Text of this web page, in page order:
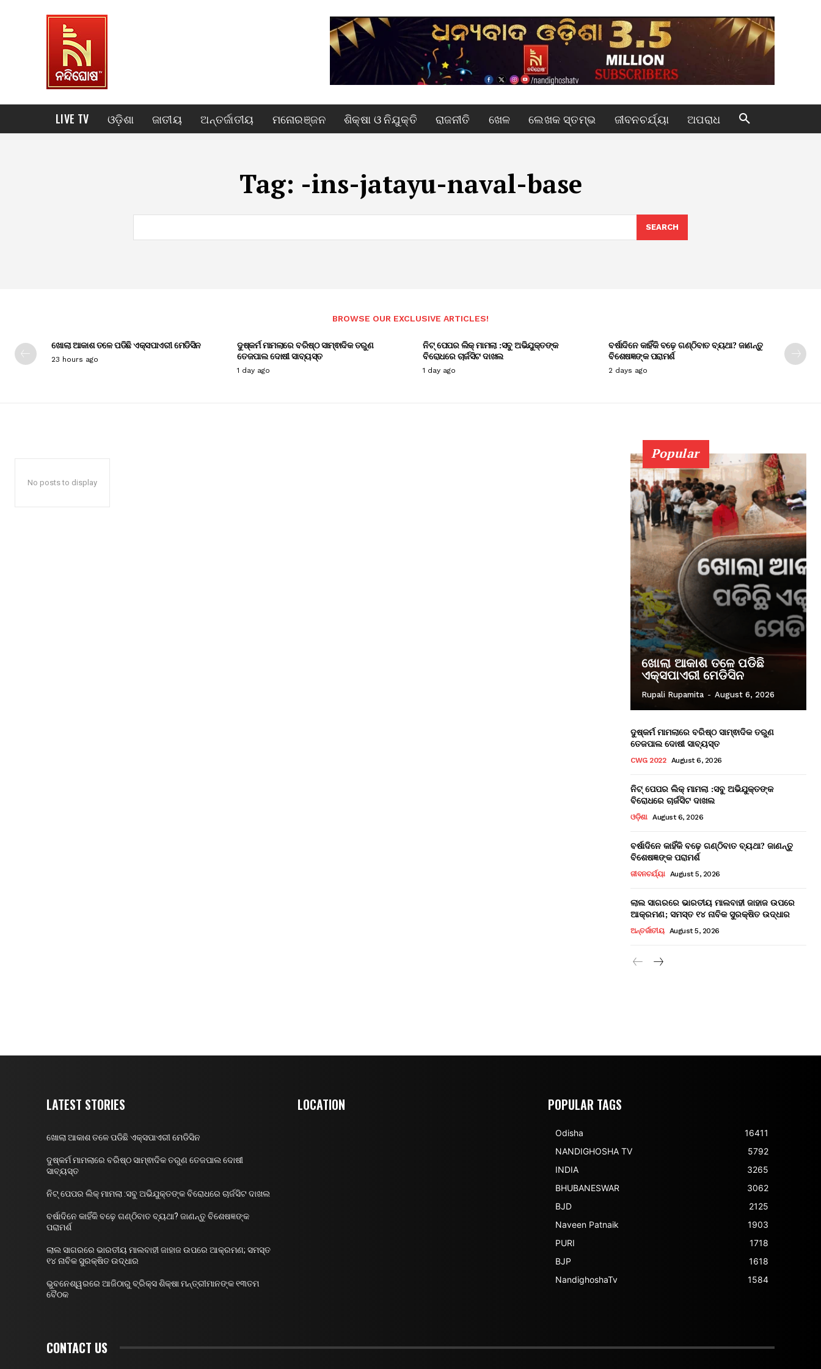
LIVE TV ଓଡ଼ିଶା ଜାତୀୟ ଅନ୍ତର୍ଜାତୀୟ ମନୋରଞ୍ଜନ ଶିକ୍ଷା ଓ ନିଯୁକ୍ତି ରାଜନୀତି ଖେଳ ଲେଖକ ସ୍ତମ୍ଭ ଜୀବନଚର୍ଯ୍ୟା ଅପରାଧ
Tag: -ins-jatayu-naval-base
SEARCH
BROWSE OUR EXCLUSIVE ARTICLES!
ଖୋଲା ଆକାଶ ତଳେ ପଡିଛି ଏକ୍ସପାଏରୀ ମେଡିସିନ
23 hours ago
ଦୁଷ୍କର୍ମ ମାମଲାରେ ବରିଷ୍ଠ ସାମ୍ଵାଦିକ ତରୁଣ
ତେଜପାଲ ଦୋଷୀ ସାବ୍ୟସ୍ତ
1 day ago
ନିଟ୍ ପେପର ଲିକ୍ ମାମଲା :ସବୁ ଅଭିଯୁକ୍ତଙ୍କ
ବିରୋଧରେ ଚାର୍ଜସିଟ ଦାଖଲ
1 day ago
ବର୍ଷାଦିନେ କାହିଁକି ବଢ଼େ ଗଣ୍ଠିବାତ ବ୍ୟଥା? ଜାଣନ୍ତୁ
ବିଶେଷଜ୍ଞଙ୍କ ପରାମର୍ଶ
2 days ago
No posts to display
Popular
ଖୋଲା ଆକାଶ ତଳେ ପଡିଛି
ଏକ୍ସପାଏରୀ ମେଡିସିନ
Rupali Rupamita - August 6, 2026
ଦୁଷ୍କର୍ମ ମାମଲାରେ ବରିଷ୍ଠ ସାମ୍ଵାଦିକ ତରୁଣ
ତେଜପାଲ ଦୋଷୀ ସାବ୍ୟସ୍ତ
CWG 2022 August 6, 2026
ନିଟ୍ ପେପର ଲିକ୍ ମାମଲା :ସବୁ ଅଭିଯୁକ୍ତଙ୍କ
ବିରୋଧରେ ଚାର୍ଜସିଟ ଦାଖଲ
ଓଡ଼ିଶା August 6, 2026
ବର୍ଷାଦିନେ କାହିଁକି ବଢ଼େ ଗଣ୍ଠିବାତ ବ୍ୟଥା? ଜାଣନ୍ତୁ
ବିଶେଷଜ୍ଞଙ୍କ ପରାମର୍ଶ
ଜୀବନଚର୍ଯ୍ୟା August 5, 2026
ଲାଲ ସାଗରରେ ଭାରତୀୟ ମାଲବାହୀ ଜାହାଜ ଉପରେ
ଆକ୍ରମଣ; ସମସ୍ତ ୧୪ ନାବିକ ସୁରକ୍ଷିତ ଉଦ୍ଧାର
ଅନ୍ତର୍ଜାତୀୟ August 5, 2026
LATEST STORIES
ଖୋଲା ଆକାଶ ତଳେ ପଡିଛି ଏକ୍ସପାଏରୀ ମେଡିସିନ
ଦୁଷ୍କର୍ମ ମାମଲାରେ ବରିଷ୍ଠ ସାମ୍ଵାଦିକ ତରୁଣ ତେଜପାଲ ଦୋଷୀ
ସାବ୍ୟସ୍ତ
ନିଟ୍ ପେପର ଲିକ୍ ମାମଲା :ସବୁ ଅଭିଯୁକ୍ତଙ୍କ ବିରୋଧରେ ଚାର୍ଜସିଟ ଦାଖଲ
ବର୍ଷାଦିନେ କାହିଁକି ବଢ଼େ ଗଣ୍ଠିବାତ ବ୍ୟଥା? ଜାଣନ୍ତୁ ବିଶେଷଜ୍ଞଙ୍କ
ପରାମର୍ଶ
ଲାଲ ସାଗରରେ ଭାରତୀୟ ମାଲବାହୀ ଜାହାଜ ଉପରେ ଆକ୍ରମଣ; ସମସ୍ତ
୧୪ ନାବିକ ସୁରକ୍ଷିତ ଉଦ୍ଧାର
ଭୁବନେଶ୍ୱରରେ ଆଜିଠାରୁ ବ୍ରିକ୍ସ ଶିକ୍ଷା ମନ୍ତ୍ରୀମାନଙ୍କ ୧୩ତମ
ବୈଠକ
LOCATION POPULAR TAGS
Odisha
16411
NANDIGHOSHA TV
5792
INDIA
3265
BHUBANESWAR
3062
BJD
2125
Naveen Patnaik
1903
PURI
1718
BJP
1618
NandighoshaTv
1584
CONTACT US